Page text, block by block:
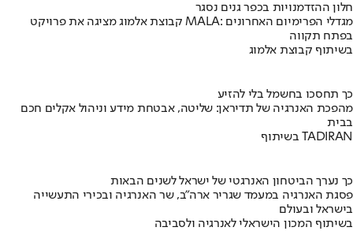
חלון ההזדמנויות בכפר גנים נסגר
קבוצת אלמוג מציגה את פרויקט MALA: מגדלי הפרימיום האחרונים
בפתח תקווה
בשיתוף קבוצת אלמוג
כך תחסכו בחשמל בלי להזיע
מהפכת האנרגיה של תדיראן: שליטה, אבטחת מידע וניהול אקלים חכם
בבית
בשיתוף TADIRAN
כך נערך הביטחון האנרגטי של ישראל לשנים הבאות
פסגת האנרגיה במעמד שגריר ארה"ב, שר האנרגיה ובכירי התעשייה
בישראל ובעולם
בשיתוף המכון הישראלי לאנרגיה ולסביבה